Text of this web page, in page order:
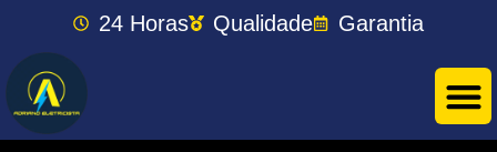
24 Horas Qualidade Garantia